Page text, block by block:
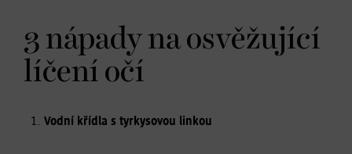
3 nápady na osvěžující
líčení očí
Vodní křídla s tyrkysovou linkou